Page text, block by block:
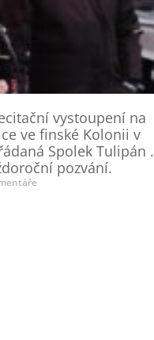
vystoupení na
ve finské Kolonii v
Spolek Tulipán .
pozvání.